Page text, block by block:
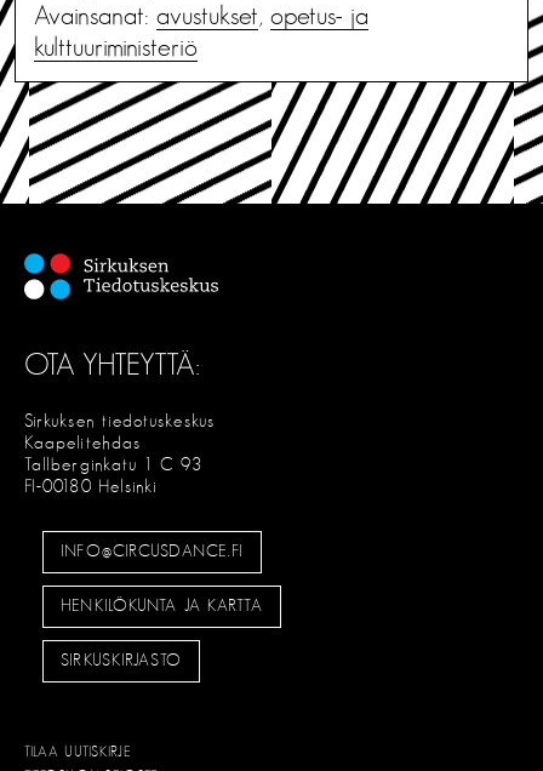
Avainsanat: avustukset, opetus- ja
kulttuuriministeriö
OTA YHTEYTTÄ:
Sirkuksen tiedotuskeskus
Kaapelitehdas
Tallberginkatu 1 C 93
FI-00180 Helsinki
INFO@CIRCUSDANCE.FI
HENKILÖKUNTA JA KARTTA
SIRKUSKIRJASTO
TILAA UUTISKIRJE